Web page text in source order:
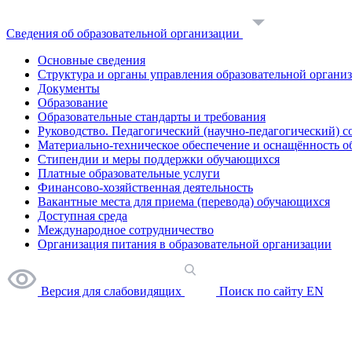
Сведения об образовательной организации
Основные сведения
Структура и органы управления образовательной
Документы
Образование
Образовательные стандарты и требования
Руководство. Педагогический (научно-педагогический)
Материально-техническое обеспечение и оснащённость
Стипендии и меры поддержки обучающихся
Платные образовательные услуги
Финансово-хозяйственная деятельность
Вакантные места для приема (перевода) обучающихся
Доступная среда
Международное сотрудничество
Организация питания в образовательной организации
Версия для слабовидящих Поиск по сайту EN